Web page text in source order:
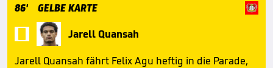
86' GELBE KARTE
Jarell Quansah
Jarell Quansah fährt Felix Agu heftig in die Parade,